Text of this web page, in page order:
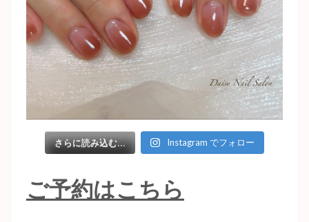
さらに読み込む... Instagram でフォロー
ご予約はこちら